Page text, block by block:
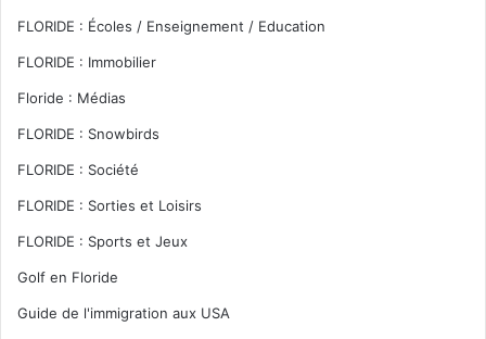
FLORIDE : Écoles / Enseignement / Education
FLORIDE : Immobilier
Floride : Médias
FLORIDE : Snowbirds
FLORIDE : Société
FLORIDE : Sorties et Loisirs
FLORIDE : Sports et Jeux
Golf en Floride
Guide de l'immigration aux USA